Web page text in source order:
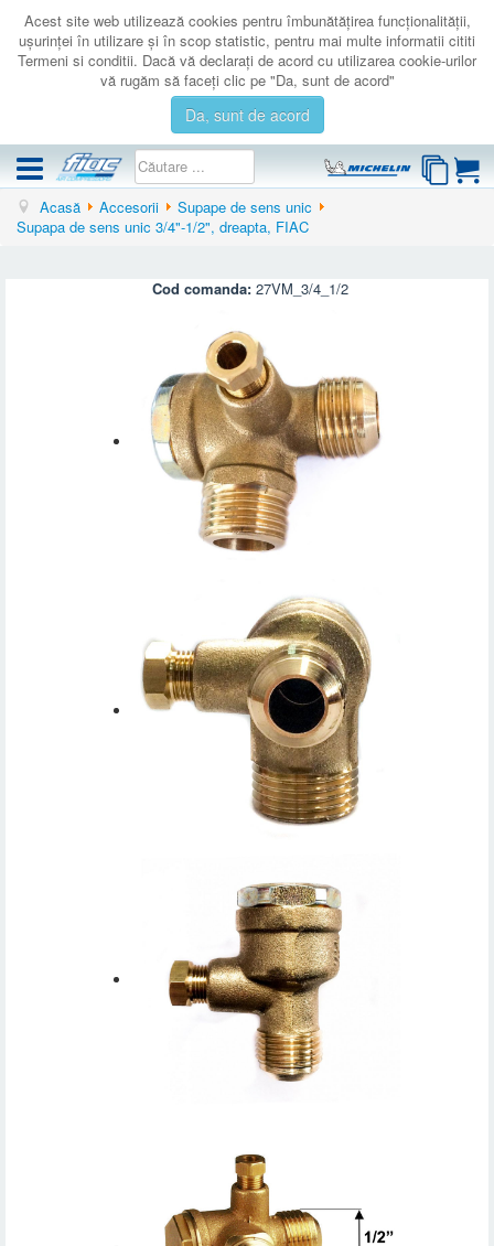
Acest site web utilizează cookies pentru îmbunătăţirea funcţionalităţii,
uşurinţei în utilizare şi în scop statistic, pentru mai multe informatii cititi
Termeni si conditii. Dacă vă declaraţi de acord cu utilizarea cookie-urilor
vă rugăm să faceţi clic pe "Da, sunt de acord"
Da, sunt de acord
COMPRESOARE
Acasă Accesorii
Supape de sens unic
Supapa de sens unic 3/4"-1/2", dreapta, FIAC
Cod comanda: 27VM_3/4_1/2